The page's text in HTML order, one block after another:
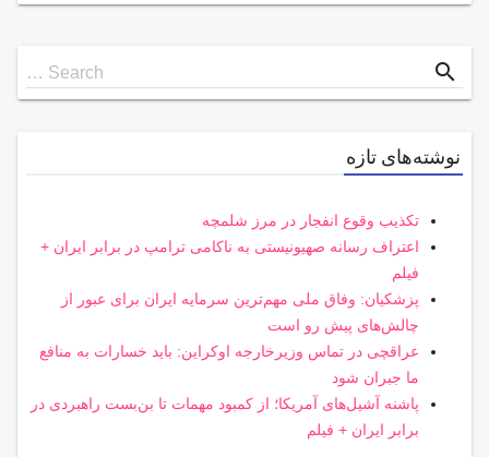
Search
for
Search … search
نوشته‌های تازه
تکذیب وقوع انفجار در مرز شلمچه
اعتراف رسانه صهیونیستی به ناکامی ترامپ در برابر ایران +
فیلم
پزشکیان: وفاق ملی مهم‌ترین سرمایه ایران برای عبور از
چالش‌های پیش رو است
عراقچی در تماس وزیرخارجه اوکراین: باید خسارات به منافع
ما جبران شود
پاشنه آشیل‌های آمریکا؛ از کمبود مهمات تا بن‌بست راهبردی در
برابر ایران + فیلم